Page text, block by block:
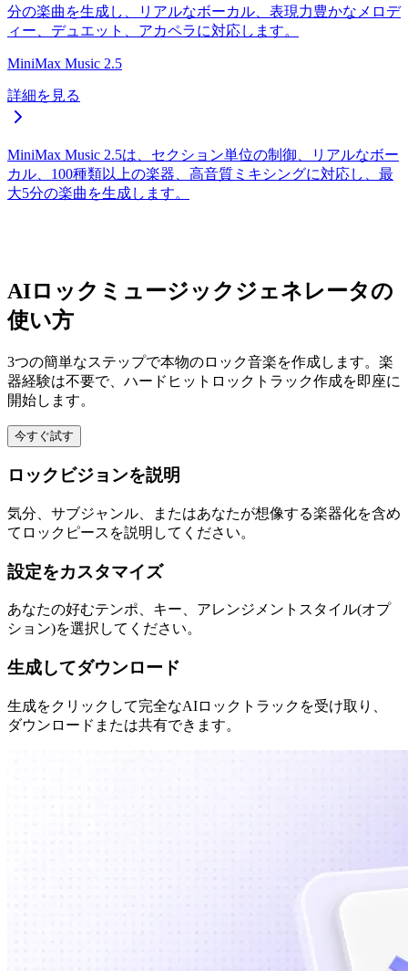
分の楽曲を生成し、リアルなボーカル、表現力豊かなメロデ
ィー、デュエット、アカペラに対応します。
MiniMax Music 2.5
詳細を見る
MiniMax Music 2.5は、セクション単位の制御、リアルなボー
カル、100種類以上の楽器、高音質ミキシングに対応し、最
大5分の楽曲を生成します。
AIロックミュージックジェネレータの
使い方
3つの簡単なステップで本物のロック音楽を作成します。楽
器経験は不要で、ハードヒットロックトラック作成を即座に
開始します。
今すぐ試す
ロックビジョンを説明
気分、サブジャンル、またはあなたが想像する楽器化を含め
てロックピースを説明してください。
設定をカスタマイズ
あなたの好むテンポ、キー、アレンジメントスタイル(オプ
ション)を選択してください。
生成してダウンロード
生成をクリックして完全なAIロックトラックを受け取り、
ダウンロードまたは共有できます。